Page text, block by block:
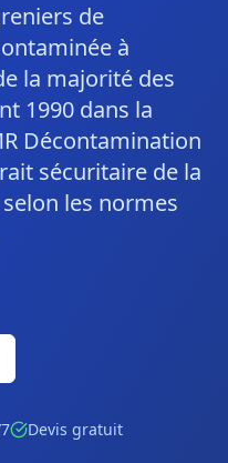
de
à
la majorité des
1990 dans la
Décontamination
sécuritaire de la
les normes
Devis gratuit